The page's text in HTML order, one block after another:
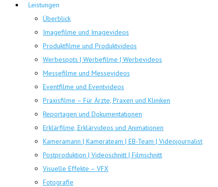
Leistungen
Überblick
Imagefilme und Imagevideos
Produktfilme und Produktvideos
Werbespots | Werbefilme | Werbevideos
Messefilme und Messevideos
Eventfilme und Eventvideos
Praxisfilme – Für Ärzte, Praxen und Kliniken
Reportagen und Dokumentationen
Erklärfilme, Erklärvideos und Animationen
Kameramann | Kamerateam | EB-Team | Videojournalist
Postproduktion | Videoschnitt | Filmschnitt
Visuelle Effekte – VFX
Fotografie